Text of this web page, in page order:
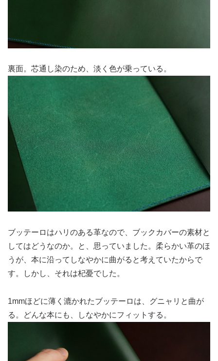
裏面。芯通し染のため、淡く色が乗っている。
ブッテーロはハリのある革なので、ブックカバーの素材と
してはどうなのか。と、思っていました。柔らかい革のほ
うが、本に沿ってしなやかに曲がると考えていたからで
す。しかし、それは杞憂でした。
1mmほどに薄く漉かれたブッテーロは、グニャリと曲が
る。どんな本にも、しなやかにフィットする。